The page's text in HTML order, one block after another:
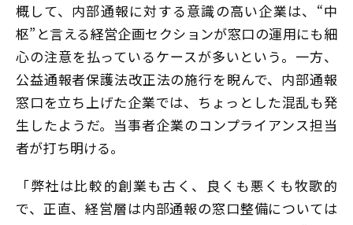
概して、内部通報に対する意識の高い企業は、“中
枢”と言える経営企画セクションが窓口の運用にも細
心の注意を払っているケースが多いという。一方、
公益通報者保護法改正法の施行を睨んで、内部通報
窓口を立ち上げた企業では、ちょっとした混乱も発
生したようだ。当事者企業のコンプライアンス担当
者が打ち明ける。
「弊社は比較的創業も古く、良くも悪くも牧歌的
で、正直、経営層は内部通報の窓口整備については